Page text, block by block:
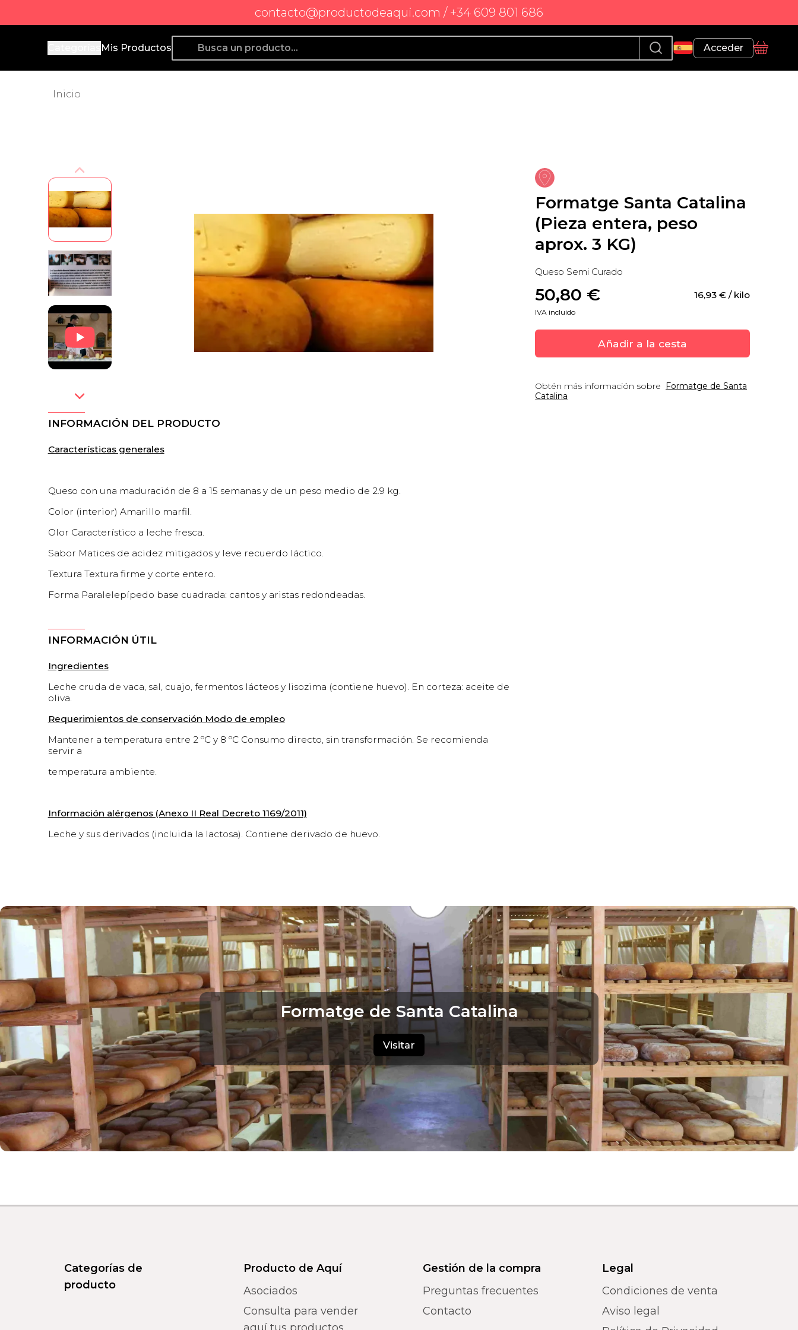
contacto@productodeaqui.com / +34 609 801 686
Producto de Aquí
Mis Productos Acceder
Perfil
Cesta
Inicio
Formatge Santa Catalina
(Pieza entera, peso
aprox. 3 KG)
Queso Semi Curado
50,80 € 16,93 € / kilo
IVA incluido
Añadir a la cesta
Obtén más información sobre Formatge de Santa
Catalina
INFORMACIÓN DEL PRODUCTO
Características generales
Queso con una maduración de 8 a 15 semanas y de un peso medio de 2.9 kg.
Color (interior) Amarillo marfil.
Olor Característico a leche fresca.
Sabor Matices de acidez mitigados y leve recuerdo láctico.
Textura Textura firme y corte entero.
Forma Paralelepípedo base cuadrada: cantos y aristas redondeadas.
INFORMACIÓN ÚTIL
Ingredientes
Leche cruda de vaca, sal, cuajo, fermentos lácteos y lisozima (contiene huevo). En corteza: aceite de
oliva.
Requerimientos de conservación Modo de empleo
Mantener a temperatura entre 2 ºC y 8 ºC Consumo directo, sin transformación. Se recomienda
servir a
temperatura ambiente.
Información alérgenos (Anexo II Real Decreto 1169/2011)
Leche y sus derivados (incluida la lactosa). Contiene derivado de huevo.
Formatge de Santa Catalina
Visitar
Categorías de
producto
Producto de Aquí
Asociados
Consulta para vender
Gestión de la compra
Preguntas frecuentes
Contacto
Legal
Condiciones de venta
Aviso legal